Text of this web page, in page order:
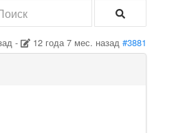
- 12 года 7 мес. назад #3881